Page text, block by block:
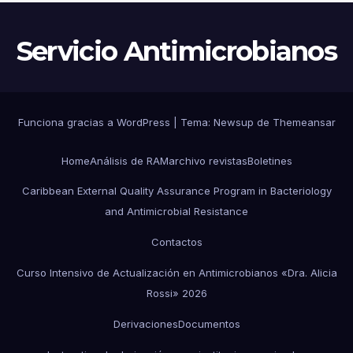
Servicio Antimicrobianos
Funciona gracias a WordPress Tema: Newsup de Themeansar
HomeAnálisis de RAMarchivo revistasBoletines
Caribbean External Quality Assurance Program in Bacteriology
and Antimicrobial Resistance
Contactos
Curso Intensivo de Actualización en Antimicrobianos «Dra. Alicia
Rossi» 2026
DerivacionesDocumentos